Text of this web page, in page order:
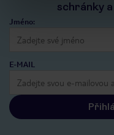
schránky
Jméno:
E-MAIL